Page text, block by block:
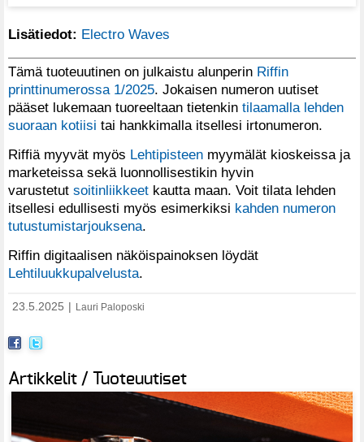
Lisätiedot: Electro Waves
Tämä tuoteuutinen on julkaistu alunperin Riffin
printtinumerossa 1/2025. Jokaisen numeron uutiset
pääset lukemaan tuoreeltaan tietenkin tilaamalla lehden
suoraan kotiisi tai hankkimalla itsellesi irtonumeron.
Riffiä myyvät myös Lehtipisteen myymälät kioskeissa ja
marketeissa sekä luonnollisestikin hyvin
varustetut soitinliikkeet kautta maan. Voit tilata lehden
itsellesi edullisesti myös esimerkiksi kahden numeron
tutustumistarjouksena.
Riffin digitaalisen näköispainoksen löydät
Lehtiluukkupalvelusta.
23.5.2025 Lauri Paloposki
Artikkelit / Tuoteuutiset